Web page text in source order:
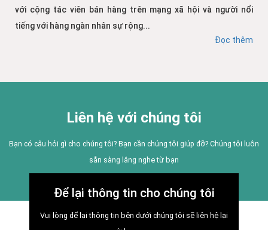
với cộng tác viên bán hàng trên mạng xã hội và người nổi
tiếng với hàng ngàn nhân sự rộng...
Đọc thêm
Liên hệ với chúng tôi
Bạn có câu hỏi gì cho chúng tôi? Bạn cần chúng tôi giúp đỡ? Chúng tôi luôn
sẵn sàng lắng nghe từ bạn
Để lại thông tin cho chúng tôi
Vui lòng để lại thông tin bên dưới chúng tôi sẽ liên hệ lại